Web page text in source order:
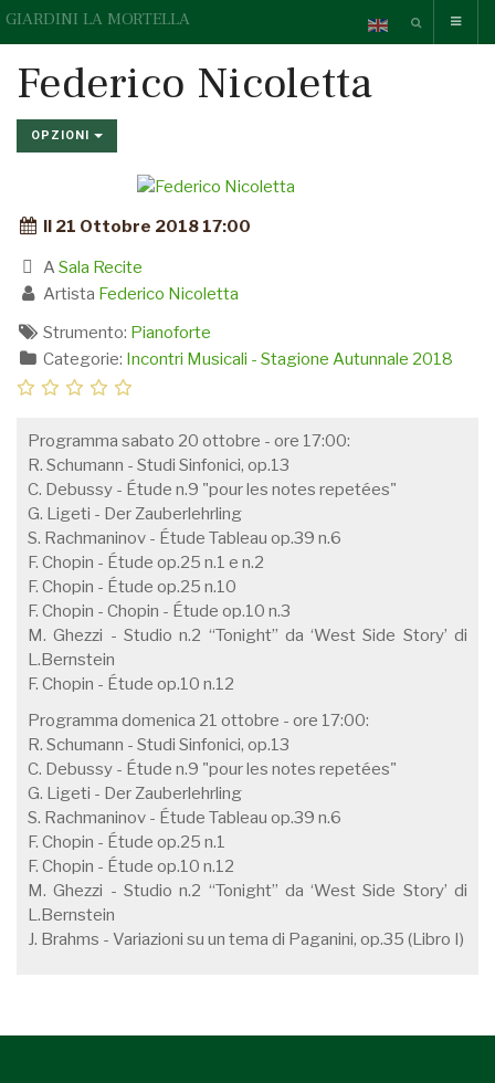
GIARDINI LA MORTELLA
Federico Nicoletta
OPZIONI
Il 21 Ottobre 2018 17:00
A Sala Recite
Artista Federico Nicoletta
Strumento: Pianoforte
Categorie: Incontri Musicali - Stagione Autunnale 2018
Programma sabato 20 ottobre - ore 17:00:
R. Schumann - Studi Sinfonici, op.13
C. Debussy - Étude n.9 "pour les notes repetées"
G. Ligeti - Der Zauberlehrling
S. Rachmaninov - Étude Tableau op.39 n.6
F. Chopin - Étude op.25 n.1 e n.2
F. Chopin - Étude op.25 n.10
F. Chopin - Chopin - Étude op.10 n.3
M. Ghezzi - Studio n.2 “Tonight” da ‘West Side Story’ di
L.Bernstein
F. Chopin - Étude op.10 n.12
Programma domenica 21 ottobre - ore 17:00:
R. Schumann - Studi Sinfonici, op.13
C. Debussy - Étude n.9 "pour les notes repetées"
G. Ligeti - Der Zauberlehrling
S. Rachmaninov - Étude Tableau op.39 n.6
F. Chopin - Étude op.25 n.1
F. Chopin - Étude op.10 n.12
M. Ghezzi - Studio n.2 “Tonight” da ‘West Side Story’ di
L.Bernstein
J. Brahms - Variazioni su un tema di Paganini, op.35 (Libro I)